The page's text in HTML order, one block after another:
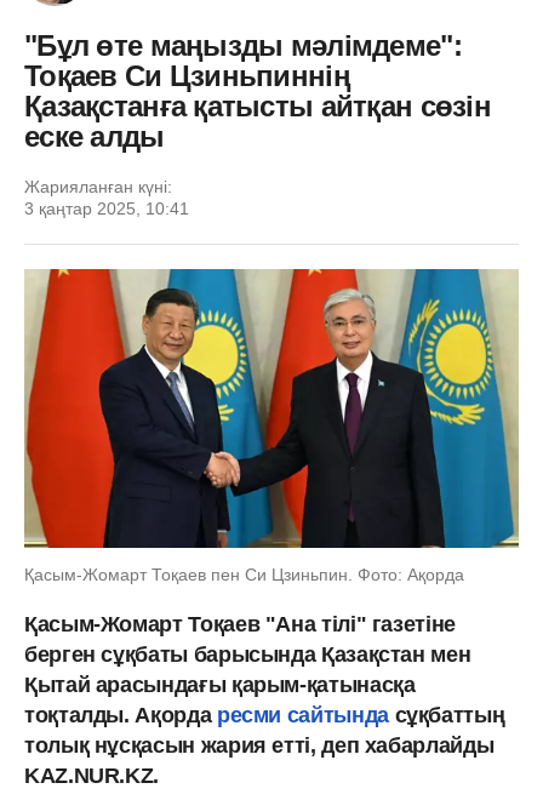
"Бұл өте маңызды мәлімдеме":
Тоқаев Си Цзиньпиннің
Қазақстанға қатысты айтқан сөзін
еске алды
Жарияланған күні:
3 қаңтар 2025, 10:41
Қасым-Жомарт Тоқаев пен Си Цзиньпин. Фото: Ақорда
Қасым-Жомарт Тоқаев "Ана тілі" газетіне
берген сұқбаты барысында Қазақстан мен
Қытай арасындағы қарым-қатынасқа
тоқталды. Ақорда ресми сайтында сұқбаттың
толық нұсқасын жария етті, деп хабарлайды
KAZ.NUR.KZ.